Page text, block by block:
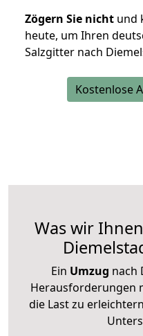
Zögern Sie nicht und
heute, um Ihren
Salzgitter nach
Kostenlose
Was wir
Ein Umzug nach
Herausforderungen
die Last zu